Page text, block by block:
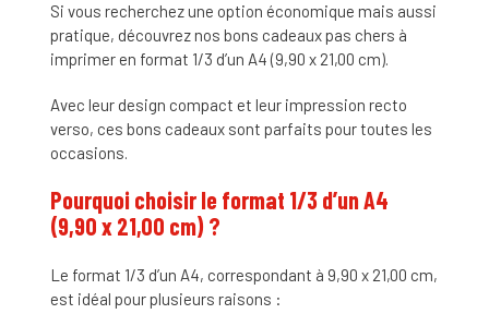
Si vous recherchez une option économique mais aussi
pratique, découvrez nos bons cadeaux pas chers à
imprimer en format 1/3 d’un A4 (9,90 x 21,00 cm).
Avec leur design compact et leur impression recto
verso, ces bons cadeaux sont parfaits pour toutes les
occasions.
Pourquoi choisir le format 1/3 d’un A4
(9,90 x 21,00 cm) ?
Le format 1/3 d’un A4, correspondant à 9,90 x 21,00 cm,
est idéal pour plusieurs raisons :